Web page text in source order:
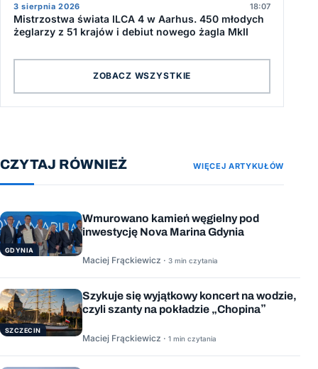
3 sierpnia 2026 18:07
Mistrzostwa świata ILCA 4 w Aarhus. 450 młodych
żeglarzy z 51 krajów i debiut nowego żagla MkII
ZOBACZ WSZYSTKIE
CZYTAJ RÓWNIEŻ WIĘCEJ ARTYKUŁÓW
GDYNIA
Wmurowano kamień węgielny pod
inwestycję Nova Marina Gdynia
Maciej Frąckiewicz · 3 min czytania
SZCZECIN
Szykuje się wyjątkowy koncert na wodzie,
czyli szanty na pokładzie „Chopina”
Maciej Frąckiewicz · 1 min czytania